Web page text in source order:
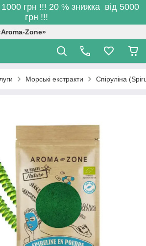
1000 грн !!! 20 % знижка від 5000
грн !!!
Zone»
Морські екстракти Спіруліна